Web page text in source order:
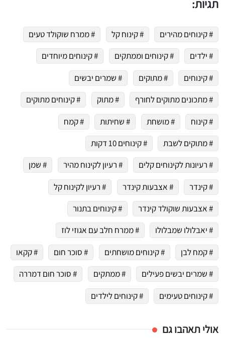
שלי "פודיק" כמנויים עוד היום!
כמנויים ותלחצו על הפעמון תקבלו התראה לטלפון הנייד ברגע שעולה מתכון חדש לערוץ,
תגיות:
# קינוחים מהירים # קינוח קל
# ממרח שוקולד טעים
# ילדים
# קינוחים וממתקים
# קינוחים מיוחדים
# קינוחים
# מתוקים
# שמרים יבשים
# מתכונים מתוקים לחורף
# מתוק
# קינוחים מתוקים
# קינוח
# מושחת # שחיתות
# קמח
# מתוקים לשבת
# קינוחים 10 דקות
# רעיונות לקינוחים קלים
# רעיון לקינוח מהיר
# שמן
# קינדר
# אצבעות קינדר
# רעיון לקינוח קל
# אצבעות שוקולד קינדר
# קינוחים בתנור
# יאבלולו שמבלולו
# ממרח חלב עם אגוזי לוז
# קמח לבן
# קינוחים מושחתים # סוכר חום
# קקאו
# שמרים יבשים פעילים
# ממתקים
# סוכר חום דמררה
# קינוחים טעימים
# קינוחים לילדים
אולי תאהבו גם